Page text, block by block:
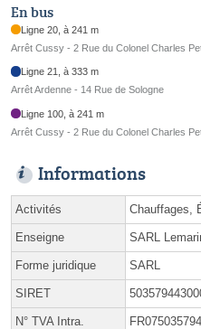
En bus
Ligne 20, à 241 m
Arrêt Cussy - 2 Rue du Colonel Charles
Ligne 21, à 333 m
Arrêt Ardenne - 14 Rue de Sologne
Ligne 100, à 241 m
Arrêt Cussy - 2 Rue du Colonel Charles
Informations
Activités Chauffages,
Enseigne SARL
Forme juridique SARL
SIRET
N° TVA Intra.